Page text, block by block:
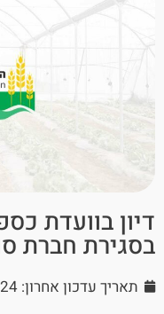
דיון בוועדת
בסגירת חברת
תאריך עדכון אחרון: 19/08/2024